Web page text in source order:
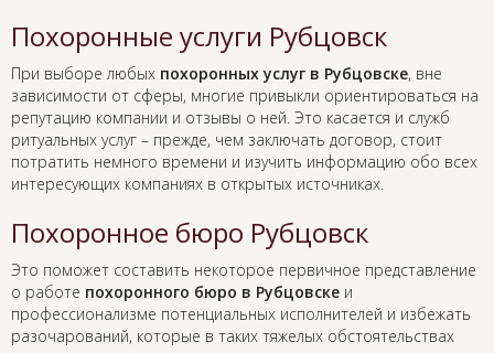
Похоронные услуги Рубцовск
При выборе любых похоронных услуг в Рубцовске, вне
зависимости от сферы, многие привыкли ориентироваться на
репутацию компании и отзывы о ней. Это касается и служб
ритуальных услуг – прежде, чем заключать договор, стоит
потратить немного времени и изучить информацию обо всех
интересующих компаниях в открытых источниках.
Похоронное бюро Рубцовск
Это поможет составить некоторое первичное представление
о работе похоронного бюро в Рубцовске и
профессионализме потенциальных исполнителей и избежать
разочарований, которые в таких тяжелых обстоятельствах